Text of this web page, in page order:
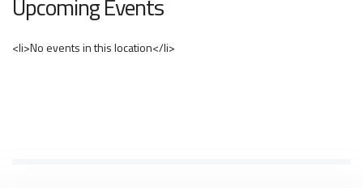
Upcoming Events
<li>No events in this location</li>